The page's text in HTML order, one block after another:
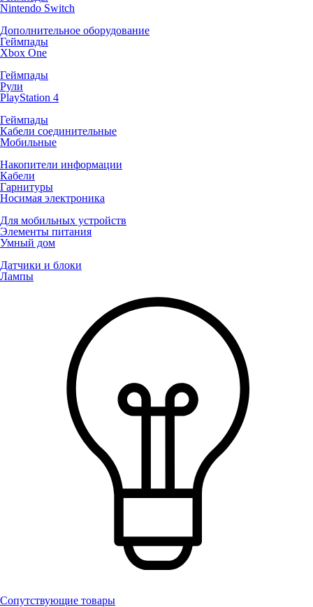
Nintendo Switch
Дополнительное оборудование
Геймпады
Xbox One
Геймпады
Рули
PlayStation 4
Геймпады
Кабели соединительные
Мобильные
Накопители информации
Кабели
Гарнитуры
Носимая электроника
Для мобильных устройств
Элементы питания
Умный дом
Датчики и блоки
Лампы
Сопутствующие товары